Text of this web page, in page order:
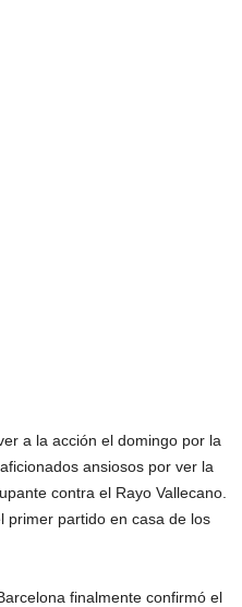
a la acción el domingo por la
ansiosos por ver la
contra el Rayo Vallecano.
primer partido en casa de los
finalmente confirmó el